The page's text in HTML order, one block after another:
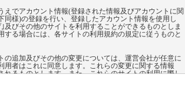
えでアカウント情報(登録された情報及びアカウントに関
同様)の登録を行い、登録したアカウント情報を使用し
及びその他のサイトを利用することができるものとしま
する場合には、各サイトの利用規約の規定に従うものと
の追加及びその他の変更については、運営会社が任意に
用者はこれに同意します。これらの変更に関する情報
れるものとします。また、これらのサイトの利用に際し
登録したアカウント情報を利用することにより提供さ
トのサービス提供画面にて説明されるものとします。